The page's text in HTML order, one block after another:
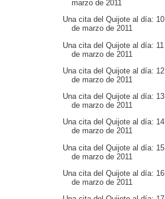
marzo de 2011
Una cita del Quijote al día: 10
de marzo de 2011
Una cita del Quijote al día: 11
de marzo de 2011
Una cita del Quijote al día: 12
de marzo de 2011
Una cita del Quijote al día: 13
de marzo de 2011
Una cita del Quijote al día: 14
de marzo de 2011
Una cita del Quijote al día: 15
de marzo de 2011
Una cita del Quijote al día: 16
de marzo de 2011